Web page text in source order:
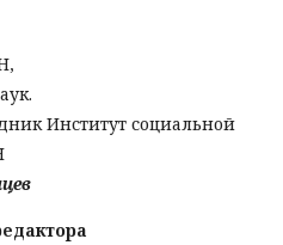
Институт социальной